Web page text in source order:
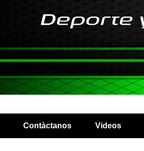
Contàctanos Videos